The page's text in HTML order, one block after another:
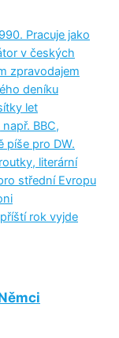
Pracuje jako
v českých
zpravodajem
deníku
let
BBC,
píše pro DW.
literární
střední Evropu
rok vyjde